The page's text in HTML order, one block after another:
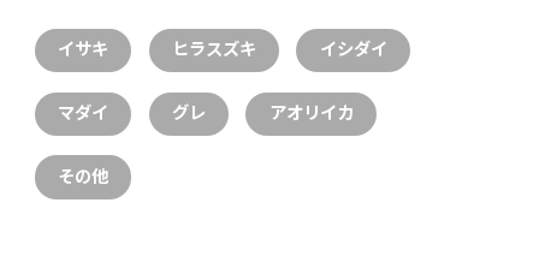
イサキ ヒラスズキ イシダイ
マダイ グレ アオリイカ
その他